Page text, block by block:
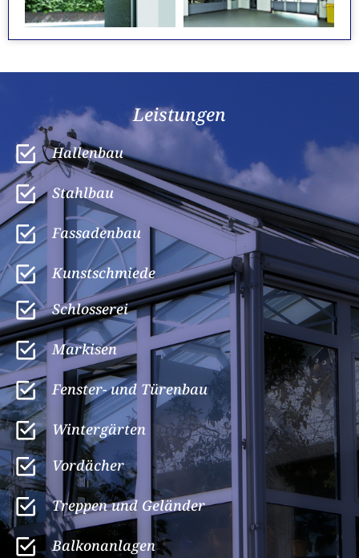
Leistungen
Hallenbau
Stahlbau
Fassadenbau
Kunst­schmiede
Schlosserei
Markisen
Fenster- und Türenbau
Wintergärten
Vordächer
Treppen und Geländer
Balkon­anlagen